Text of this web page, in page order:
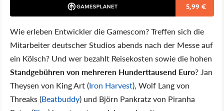
5,99 €
Wie erleben Entwickler die Gamescom? Treffen sich die
Mitarbeiter deutscher Studios abends nach der Messe auf
ein Kölsch? Und wer bezahlt Reisekosten sowie die hohen
Standgebühren von mehreren Hunderttausend Euro? Jan
Theysen von King Art (Iron Harvest), Wolf Lang von
Threaks (Beatbuddy) und Björn Pankratz von Piranha